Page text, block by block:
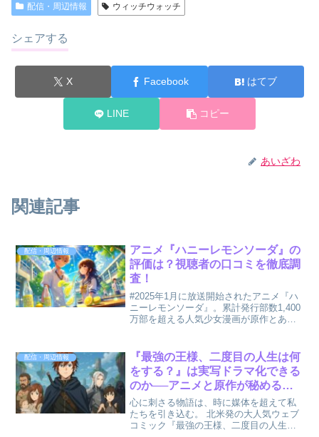
配信・周辺情報 ウィッチウォッチ
シェアする
X Facebook はてブ
LINE コピー
あいざわ
関連記事
配信・周辺情報
アニメ『ハニーレモンソーダ』の
評価は？視聴者の口コミを徹底調
査！
#2025年1月に放送開始されたアニメ『ハ
ニーレモンソーダ』。累計発行部数1,400
万部を超える人気少女漫画が原作とあっ
「キュンキュンする！」「原作の雰囲気
がそのまま！...
配信・周辺情報
『最強の王様、二度目の人生は何
をする？』は実写ドラマ化できる
のか──アニメと原作が秘めるド
ラマ性を徹底分析
心に刺さる物語は、時に媒体を超えて私
たちを引き込む。 北米発の大人気ウェブ
コミック『最強の王様、二度目の人生は